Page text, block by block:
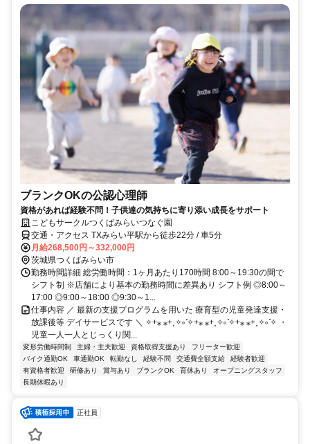
ブランクOKの公認心理師
資格があれば経験不問！子供達の気持ちに寄り添い成長をサポート
こどもサークルつくばみらいつなぐ園
交通・アクセス TXみらい平駅から徒歩22分 / 車5分
月給268,500円～332,000円
茨城県つくばみらい市
勤務時間詳細 総労働時間：1ヶ月あたり170時間 8:00～19:30の間で
シフト制 ※店舗により基本の勤務時間に差異あり シフト例 ◎8:00～
17:00 ◎9:00～18:00 ◎9:30～1...
仕事内容 ／ 最新の支援プログラムを用いた 療育型の児童発達支援・
放課後等 デイサービスです ＼ ✧+⁎ ⁎+˳✧༚ ̊✧+⁎ ⁎+˳✧༚ ̊✧+⁎ ⁎+˳✧༚ ̊✧ ・
児童一人一人とじっくり関...
変形労働時間制 主婦・主夫歓迎 資格取得支援あり
フリーター歓迎
バイク通勤OK
車通勤OK 転勤なし 経験不問 交通費全額支給
経験者歓迎
有資格者歓迎
研修あり 賞与あり ブランクOK 育休あり
オープニングスタッフ
長期休暇あり
正社員